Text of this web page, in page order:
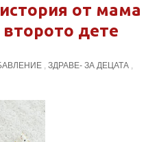
от мама
дете
, ЗДРАВЕ- ЗА ДЕЦАТА ,